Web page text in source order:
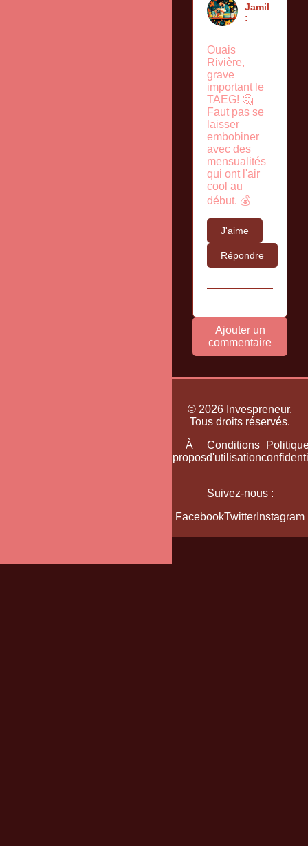
Jamil
:
Ouais
Rivière,
grave
important le
TAEG! 🤔
Faut pas se
laisser
embobiner
avec des
mensualités
qui ont l'air
cool au
début. 💰
J'aime
Répondre
Ajouter un
commentaire
© 2026 Invespreneur.
Tous droits réservés.
À
propos
Conditions
d'utilisation
Suivez-nous :
FacebookTwitter Instagram